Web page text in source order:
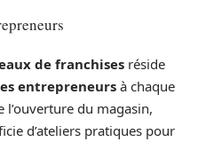
de franchises réside
entrepreneurs à chaque
du magasin,
d’ateliers pratiques pour